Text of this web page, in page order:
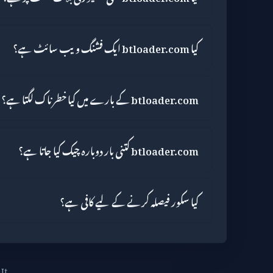
کیا btloader.com ایک فشنگ ویب سائٹ ہے؟
btloader.com کے بارے میں کیا خطرناک لگتا ہے؟
btloader.com کتنی بار دوبارہ چیک کیا جاتا ہے؟
کیا سکور فیصلہ کرنے کے لیے کافی ہے؟